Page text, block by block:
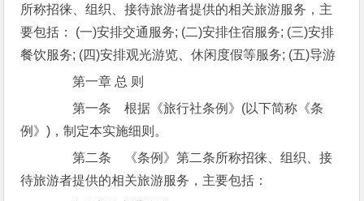
所称招徕、组织、接待旅游者提供的相关旅游服务，主
要包括： (一)安排交通服务; (二)安排住宿服务; (三)安排
餐饮服务; (四)安排观光游览、休闲度假等服务; (五)导游
第一章 总 则
第一条 根据《旅行社条例》(以下简称《条
例》)，制定本实施细则。
第二条 《条例》第二条所称招徕、组织、接
待旅游者提供的相关旅游服务，主要包括：